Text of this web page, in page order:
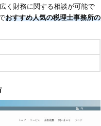
く財務に関する相談が可能で
おすすめ人気の税理士事務所の